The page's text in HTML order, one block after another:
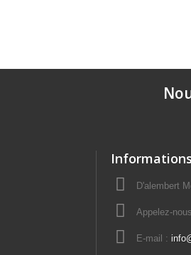
D'alembert
Appelez-
E-mail :